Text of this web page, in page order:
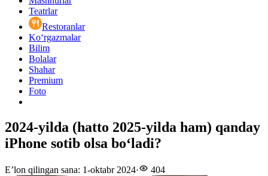
Teatrlar
Restoranlar
Ko‘rgazmalar
Bilim
Bolalar
Shahar
Premium
Foto
2024-yilda (hatto 2025-yilda ham) qanday
iPhone sotib olsa boʻladi?
E’lon qilingan sana: 1-oktabr 2024· 404